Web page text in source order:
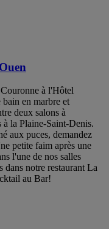
à l'Hôtel
en marbre et
deux salons à
la Plaine-Saint-Denis.
aux puces, demandez
petite faim après une
l'une de nos salles
dans notre restaurant La
au Bar!